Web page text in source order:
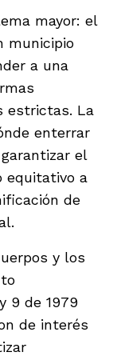
mayor: el
municipio
a una
estrictas. La
enterrar
el
equitativo a
de
y los
9 de 1979
de interés